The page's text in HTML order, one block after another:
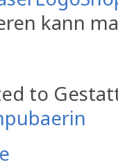
kann
to